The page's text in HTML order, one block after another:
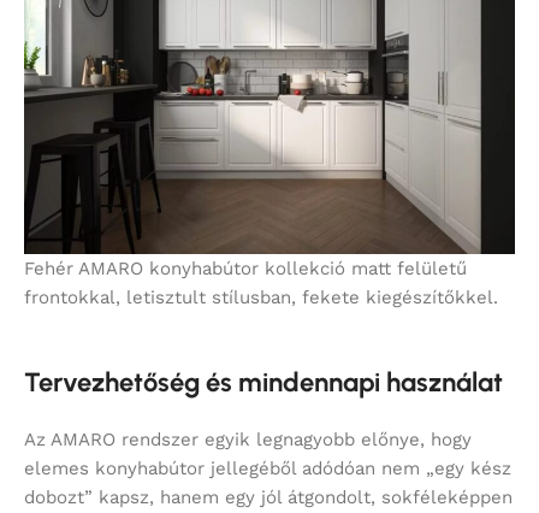
Fehér AMARO konyhabútor kollekció matt felületű
frontokkal, letisztult stílusban, fekete kiegészítőkkel.
Tervezhetőség és mindennapi használat
Az AMARO rendszer egyik legnagyobb előnye, hogy
elemes konyhabútor jellegéből adódóan nem „egy kész
dobozt” kapsz, hanem egy jól átgondolt, sokféleképpen